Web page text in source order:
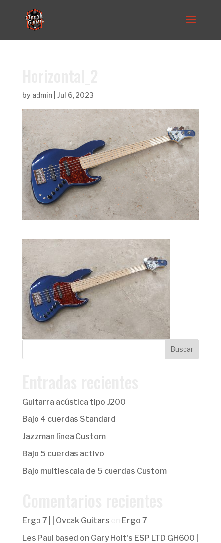
by admin| Jul 6, 2023
Guitarra acústica tipo J200
Bajo 4 cuerdas Standard
Jazzman línea Custom
Bajo 5 cuerdas activo
Bajo multiescala de 5 cuerdas Custom
Ergo 7 | | Ovcak Guitars
Ergo 7
Les Paul based on Gary Holt's ESP LTD GH600 |